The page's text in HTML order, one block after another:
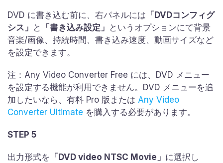
DVD に書き込む前に、右パネルには 「DVDコンフィグ
シス」 と 「書き込み設定」 というオプションにて背景
音楽/画像、持続時間、書き込み速度、動画サイズなど
を設定できます。
注：Any Video Converter Free には、DVD メニュー
を設定する機能が利用できません。DVD メニューを追
加したいなら、有料 Pro 版または Any Video
Converter Ultimate を購入する必要があります。
STEP 5
出力形式を 「DVD video NTSC Movie」 に選択し